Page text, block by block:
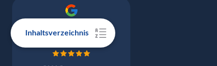
Inhaltsverzeichnis
Google Bewertung
4.9